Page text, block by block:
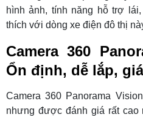
hình ảnh, tính năng hỗ trợ
thích với dòng xe điện đô thị
Camera 360
Ổn định, dễ lắp,
Camera 360 Panorama
nhưng được đánh giá rất cao